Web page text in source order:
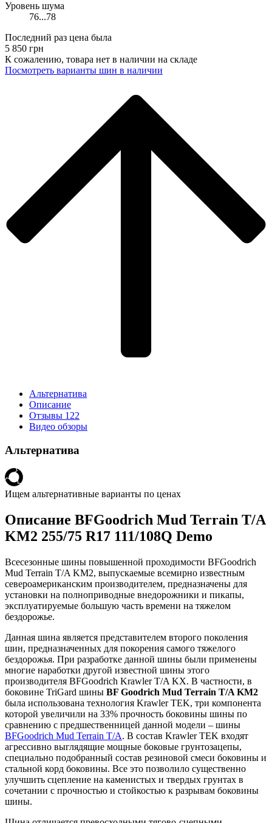
Уровень шума
76...78
Последний раз цена была
5 850 грн
К сожалению, товара нет в наличии на складе
Поcмотреть варианты шин в наличии
Альтернатива
Описание
Отзывы 122
Видео обзоры
Альтернатива
Ищем альтернативные варианты по ценах
Описание BFGoodrich Mud Terrain T/A
KM2 255/75 R17 111/108Q Demo
Всесезонные шины повышенной проходимости BFGoodrich
Mud Terrain T/A KM2, выпускаемые всемирно известным
североамериканским производителем, предназначены для
установки на полноприводные внедорожники и пикапы,
эксплуатируемые большую часть времени на тяжелом
бездорожье.
Данная шина является представителем второго поколения
шин, предназначенных для покорения самого тяжелого
бездорожья. При разработке данной шины были применены
многие наработки другой известной шины этого
производителя BFGoodrich Krawler T/A KX. В частности, в
боковине TriGard шины BF Goodrich Mud Terrain T/A KM2
была использована технология Krawler TEK, три компонента
которой увеличили на 33% прочность боковины шины по
сравнению с предшественницей данной модели – шины
BFGoodrich Mud Terrain T/A. В состав Krawler TEK входят
агрессивно выглядящие мощные боковые грунтозацепы,
специально подобранный состав резиновой смеси боковины и
стальной корд боковины. Все это позволило существенно
улучшить сцепление на каменистых и твердых грунтах в
сочетании с прочностью и стойкостью к разрывам боковины
шины.